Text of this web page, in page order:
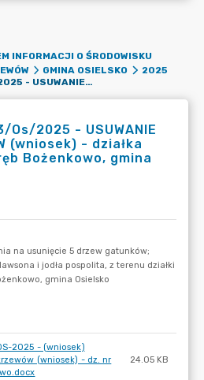
INFORMACJI O ŚRODOWISKU
GMINA OSIELSKO
2025
KARTA SIOS NR 33/OS/2025 - USUWANIE DRZEW I KRZEWÓW (WNIOSEK) - DZIAŁKA EWID. NR 22/5, OBRĘB BOŻENKOWO, GMINA OSIELSKO
Os/2025 - USUWANIE
(wniosek) - działka
Bożenkowo, gmina
2025 - (wniosek)
(wniosek) - dz. nr
24.05 KB